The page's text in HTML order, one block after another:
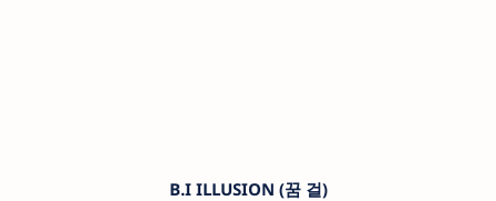
B.I ILLUSION (꿈 걸)